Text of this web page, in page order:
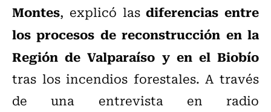
Montes, explicó lasdiferencias entre
los procesos de reconstrucción en la
Región de Valparaíso y en el Biobío
tras los incendios forestales. A través
de una entrevista en radio